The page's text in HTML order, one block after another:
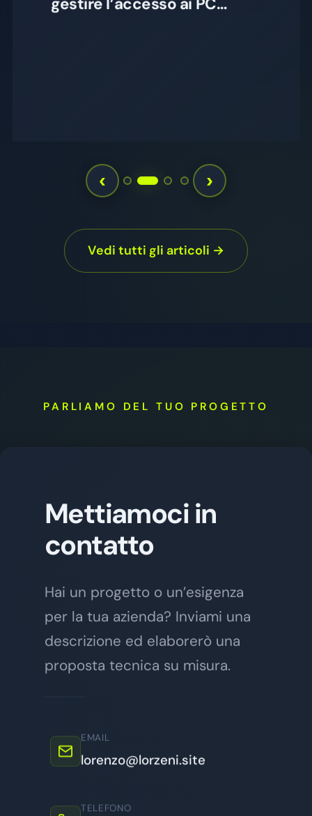
Autenticazione alla rete
‹ ›
Vedi tutti gli articoli →
PARLIAMO DEL TUO PROGETTO
Mettiamoci in
contatto
Hai un progetto o un’esigenza
per la tua azienda? Inviami una
descrizione ed elaborerò una
proposta tecnica su misura.
EMAIL
lorenzo@lorzeni.site
TELEFONO